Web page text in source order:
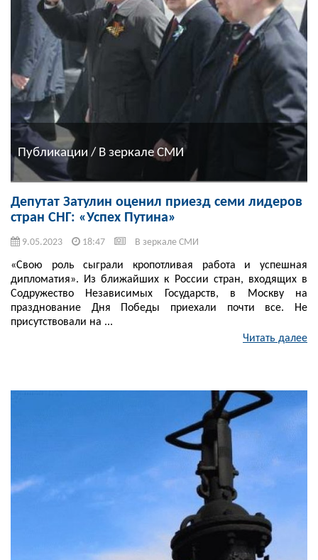
Публикации / В зеркале СМИ
Депутат Затулин оценил приезд семи лидеров
стран СНГ: «Успех Путина»
9.05.2023 18:47 В зеркале СМИ
«Свою роль сыграли кропотливая работа и успешная
дипломатия». Из ближайших к России стран, входящих в
Содружество Независимых Государств, в Москву на
празднование Дня Победы приехали почти все. Не
присутствовали на ...
Читать далее